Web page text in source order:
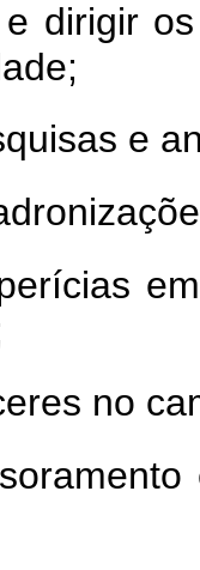
dirigir
e
no